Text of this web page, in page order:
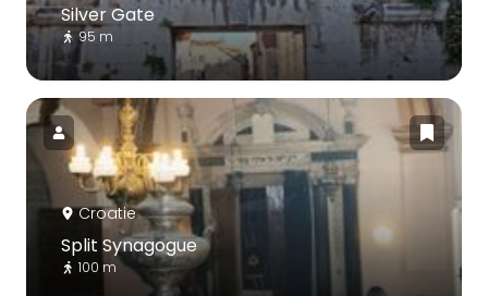
Silver Gate
95 m
Croatie
Split Synagogue
100 m